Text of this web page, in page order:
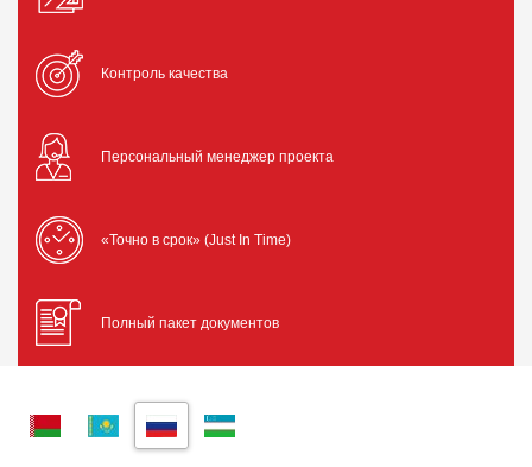
Контроль качества
Персональный менеджер проекта
«Точно в срок» (Just In Time)
Полный пакет документов